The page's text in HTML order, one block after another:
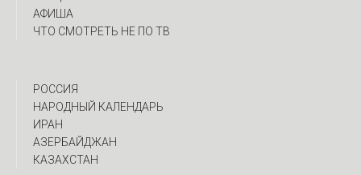
АФИША
ЧТО СМОТРЕТЬ НЕ ПО ТВ
РОССИЯ
НАРОДНЫЙ КАЛЕНДАРЬ
ИРАН
АЗЕРБАЙДЖАН
КАЗАХСТАН